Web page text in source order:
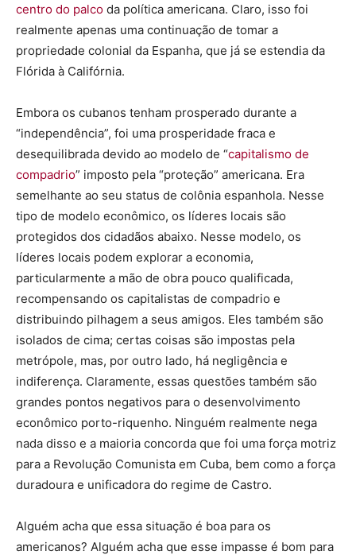
centro do palco da política americana. Claro, isso foi
realmente apenas uma continuação de tomar a
propriedade colonial da Espanha, que já se estendia da
Flórida à Califórnia.
Embora os cubanos tenham prosperado durante a
“independência”, foi uma prosperidade fraca e
desequilibrada devido ao modelo de “capitalismo de
compadrio” imposto pela “proteção” americana. Era
semelhante ao seu status de colônia espanhola. Nesse
tipo de modelo econômico, os líderes locais são
protegidos dos cidadãos abaixo. Nesse modelo, os
líderes locais podem explorar a economia,
particularmente a mão de obra pouco qualificada,
recompensando os capitalistas de compadrio e
distribuindo pilhagem a seus amigos. Eles também são
isolados de cima; certas coisas são impostas pela
metrópole, mas, por outro lado, há negligência e
indiferença. Claramente, essas questões também são
grandes pontos negativos para o desenvolvimento
econômico porto-riquenho. Ninguém realmente nega
nada disso e a maioria concorda que foi uma força motriz
para a Revolução Comunista em Cuba, bem como a força
duradoura e unificadora do regime de Castro.
Alguém acha que essa situação é boa para os
americanos? Alguém acha que esse impasse é bom para